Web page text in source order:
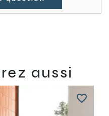
aussi
favorite_border